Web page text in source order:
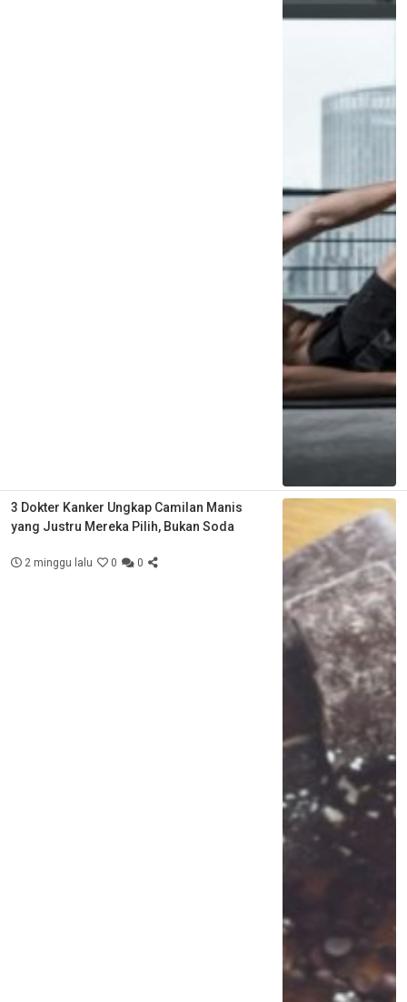
3 Dokter Kanker Ungkap Camilan Manis
yang Justru Mereka Pilih, Bukan Soda
2 minggu lalu 0 0